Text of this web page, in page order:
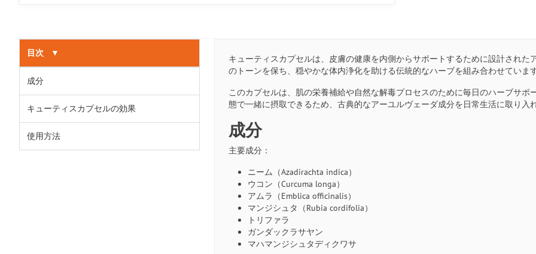
目次 ▼
成分
キューティスカプセルの効果
使用方法
キューティスカプセルは、皮膚の健康を内側からサポートするために設計され
のトーンを保ち、穏やかな体内浄化を助ける伝統的なハーブを組み合わせていま
このカプセルは、肌の栄養補給や自然な解毒プロセスのために毎日のハーブサ
態で一緒に摂取できるため、古典的なアーユルヴェーダ成分を日常生活に取り入
成分
主要成分：
ニーム（Azadirachta indica）
ウコン（Curcuma longa）
アムラ（Emblica officinalis）
マンジシュタ（Rubia cordifolia）
トリファラ
ガンダックラサヤン
マハマンジシュタディクワサ